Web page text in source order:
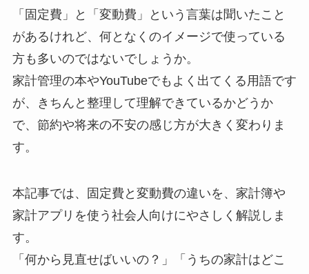
「固定費」と「変動費」という言葉は聞いたこと
があるけれど、何となくのイメージで使っている
方も多いのではないでしょうか。
家計管理の本やYouTubeでもよく出てくる用語です
が、きちんと整理して理解できているかどうか
で、節約や将来の不安の感じ方が大きく変わりま
す。
本記事では、固定費と変動費の違いを、家計簿や
家計アプリを使う社会人向けにやさしく解説しま
す。
「何から見直せばいいの？」「うちの家計はどこ